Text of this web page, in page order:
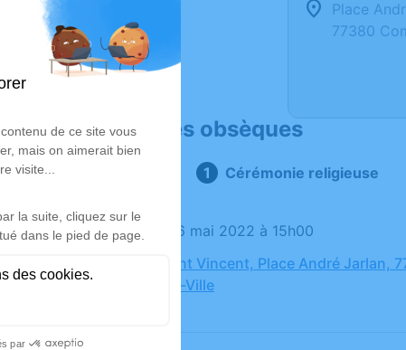
Place
77380
Déroulé des obsèques
Cérémonie religieuse
Le lundi 16 mai 2022 à 15h00
Église Saint Vincent, Place André Jarlan,
Combs-la-Ville